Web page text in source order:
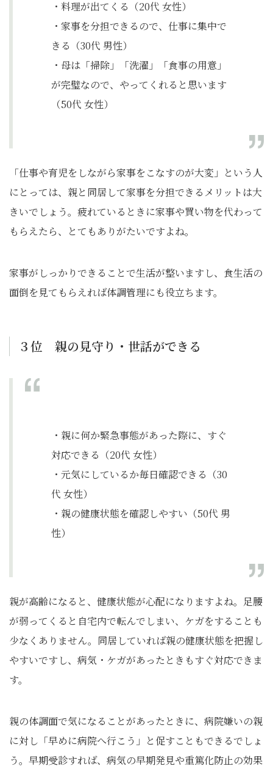
・料理が出てくる（20代 女性）
・家事を分担できるので、仕事に集中で
きる（30代 男性）
・母は「掃除」「洗濯」「食事の用意」
が完璧なので、やってくれると思います
（50代 女性）
「仕事や育児をしながら家事をこなすのが大変」という人
にとっては、親と同居して家事を分担できるメリットは大
きいでしょう。疲れているときに家事や買い物を代わって
もらえたら、とてもありがたいですよね。
家事がしっかりできることで生活が整いますし、食生活の
面倒を見てもらえれば体調管理にも役立ちます。
３位 親の見守り・世話ができる
・親に何か緊急事態があった際に、すぐ
対応できる（20代 女性）
・元気にしているか毎日確認できる（30
代 女性）
・親の健康状態を確認しやすい（50代 男
性）
親が高齢になると、健康状態が心配になりますよね。足腰
が弱ってくると自宅内で転んでしまい、ケガをすることも
少なくありません。同居していれば親の健康状態を把握し
やすいですし、病気・ケガがあったときもすぐ対応できま
す。
親の体調面で気になることがあったときに、病院嫌いの親
に対し「早めに病院へ行こう」と促すこともできるでしょ
う。早期受診すれば、病気の早期発見や重篤化防止の効果